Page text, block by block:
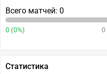
Всего матчей: 0
0 (0%) 0
Статистика